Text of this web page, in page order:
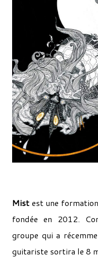
Mist est une
fondée en 2012.
groupe qui a
guitariste sortira le 8